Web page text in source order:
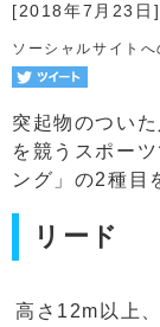
[2018年7月23日]
ソーシャルサイト
突起物のつい
を競うスポー
ング」の2種目
リード
高さ12m以上